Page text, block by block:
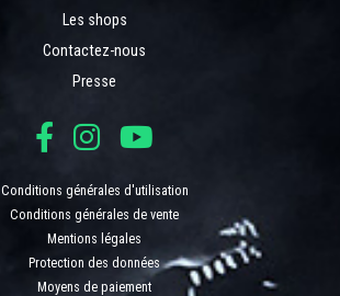
Les shops
Contactez-nous
Presse
Conditions générales d'utilisation
Conditions générales de vente
Mentions légales
Protection des données
Moyens de paiement